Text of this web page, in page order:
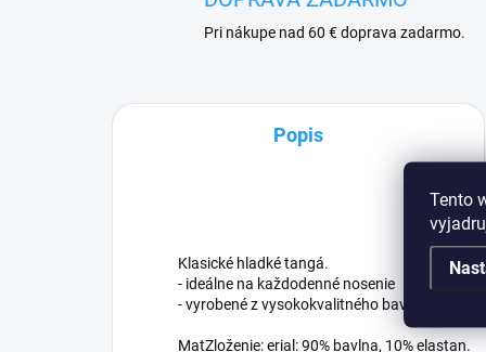
Tento
Pri nákupe nad 60 € doprava zadarmo.
Popis
Klasické hladké tangá.
- ideálne na každodenné nosenie
- vyrobené z vysokokvalitného bavlneného
MatZloženie: erial: 90% bavlna, 10% elastan.